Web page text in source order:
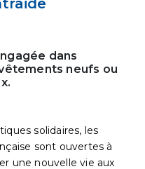
dans
neufs ou
solidaires, les
sont ouvertes à
une nouvelle vie aux